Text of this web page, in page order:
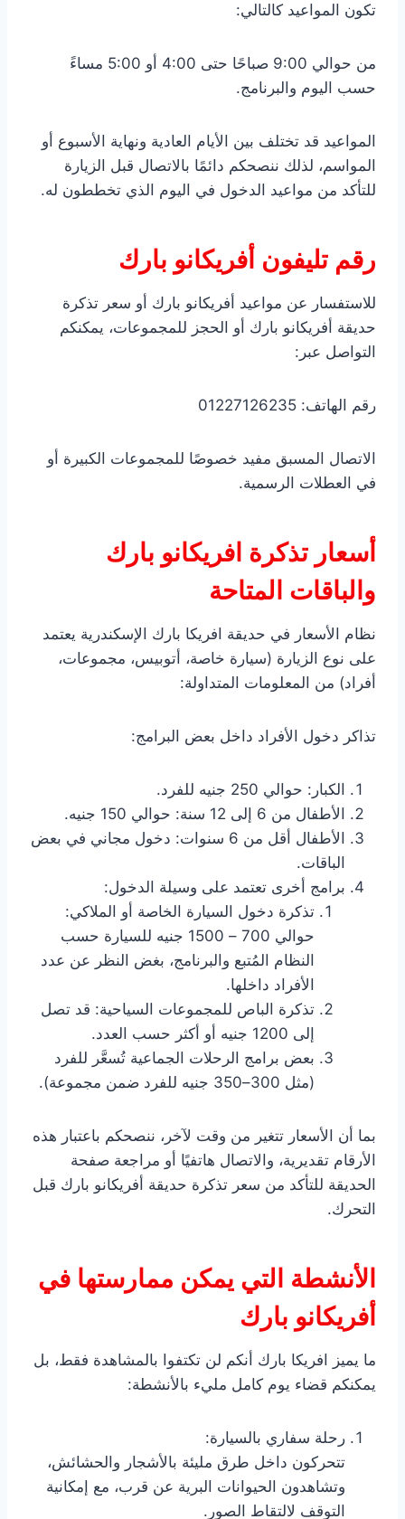
تكون المواعيد كالتالي:
من حوالي 9:00 صباحًا حتى 4:00 أو 5:00 مساءً
حسب اليوم والبرنامج.
المواعيد قد تختلف بين الأيام العادية ونهاية الأسبوع أو
المواسم، لذلك ننصحكم دائمًا بالاتصال قبل الزيارة
للتأكد من مواعيد الدخول في اليوم الذي تخططون له.
رقم تليفون أفريكانو بارك
للاستفسار عن مواعيد أفريكانو بارك أو سعر تذكرة
حديقة أفريكانو بارك أو الحجز للمجموعات، يمكنكم
التواصل عبر:
رقم الهاتف: 01227126235
الاتصال المسبق مفيد خصوصًا للمجموعات الكبيرة أو
في العطلات الرسمية.
أسعار تذكرة افريكانو بارك
والباقات المتاحة
نظام الأسعار في حديقة افريكا بارك الإسكندرية يعتمد
على نوع الزيارة (سيارة خاصة، أتوبيس، مجموعات،
أفراد) من المعلومات المتداولة:
تذاكر دخول الأفراد داخل بعض البرامج:
الكبار: حوالي 250 جنيه للفرد.
الأطفال من 6 إلى 12 سنة: حوالي 150 جنيه.
الأطفال أقل من 6 سنوات: دخول مجاني في بعض
الباقات.
برامج أخرى تعتمد على وسيلة الدخول:
تذكرة دخول السيارة الخاصة أو الملاكي:
حوالي 700 – 1500 جنيه للسيارة حسب
النظام المُتبع والبرنامج، بغض النظر عن عدد
الأفراد داخلها.
تذكرة الباص للمجموعات السياحية: قد تصل
إلى 1200 جنيه أو أكثر حسب العدد.
بعض برامج الرحلات الجماعية تُسعَّر للفرد
(مثل 300–350 جنيه للفرد ضمن مجموعة).
بما أن الأسعار تتغير من وقت لآخر، ننصحكم باعتبار هذه
الأرقام تقديرية، والاتصال هاتفيًا أو مراجعة صفحة
الحديقة للتأكد من سعر تذكرة حديقة أفريكانو بارك قبل
التحرك.
الأنشطة التي يمكن ممارستها في
أفريكانو بارك
ما يميز افريكا بارك أنكم لن تكتفوا بالمشاهدة فقط، بل
يمكنكم قضاء يوم كامل مليء بالأنشطة:
رحلة سفاري بالسيارة:
تتحركون داخل طرق مليئة بالأشجار والحشائش،
وتشاهدون الحيوانات البرية عن قرب، مع إمكانية
التوقف لالتقاط الصور.